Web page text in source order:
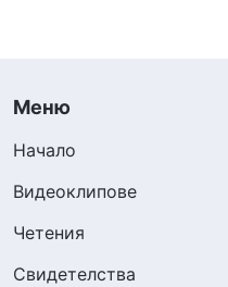
Меню
Начало
Видеоклипове
Четения
Свидетелства